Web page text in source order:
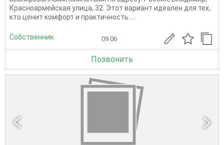
Красноармейская улица, 32. Этот вариант идеален для тех,
кто ценит комфорт и практичность....
Собственник 09.06
Позвонить